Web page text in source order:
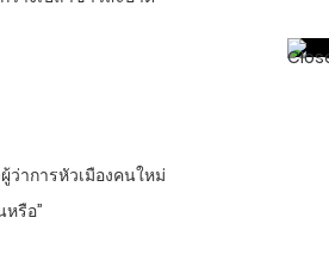
าการหัวเมืองคนใหม่
รือ”